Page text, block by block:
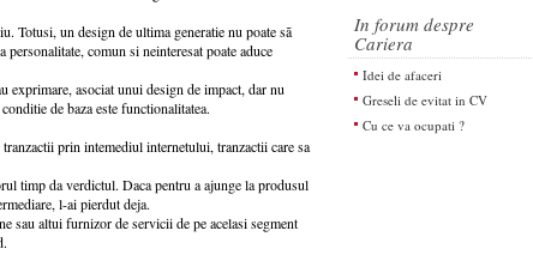
Totusi, un design de ultima generatie nu poate sã
comun si neinteresat poate aduce
exprimare, asociat unui design de impact, dar nu
de baza este functionalitatea.
prin intemediul internetului, tranzactii care sa
timp da verdictul. Daca pentru a ajunge la produsul
l-ai pierdut deja.
sau altui furnizor de servicii de pe acelasi segment
In forum despre
Cariera
Idei de afaceri
Greseli de evitat in CV
Cu ce va ocupati ?